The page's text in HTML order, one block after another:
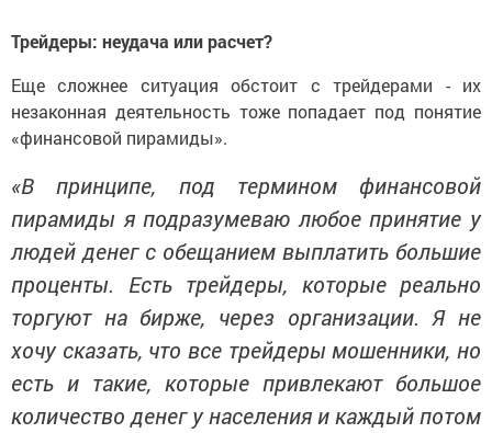
Трейдеры: неудача или расчет?
Еще сложнее ситуация обстоит с трейдерами - их
незаконная деятельность тоже попадает под понятие
«финансовой пирамиды».
«В принципе, под термином финансовой
пирамиды я подразумеваю любое принятие у
людей денег с обещанием выплатить большие
проценты. Есть трейдеры, которые реально
торгуют на бирже, через организации. Я не
хочу сказать, что все трейдеры мошенники, но
есть и такие, которые привлекают большое
количество денег у населения и каждый потом